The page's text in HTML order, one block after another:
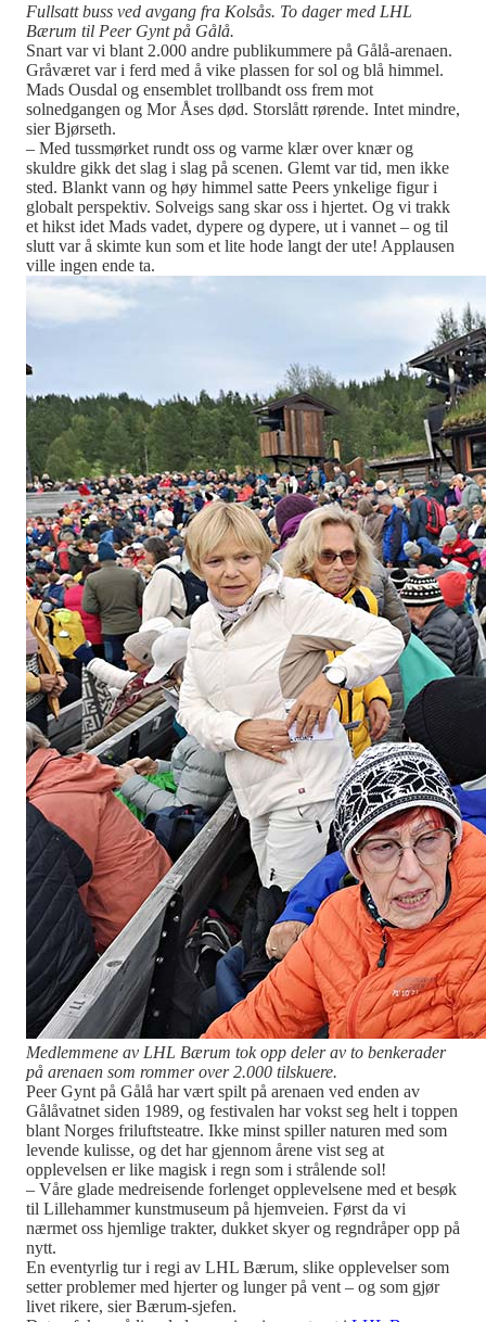
Fullsatt buss ved avgang fra Kolsås. To dager med LHL
Bærum til Peer Gynt på Gålå.
Snart var vi blant 2.000 andre publikummere på Gålå-arenaen.
Gråværet var i ferd med å vike plassen for sol og blå himmel.
Mads Ousdal og ensemblet trollbandt oss frem mot
solnedgangen og Mor Åses død. Storslått rørende. Intet mindre,
sier Bjørseth.
– Med tussmørket rundt oss og varme klær over knær og
skuldre gikk det slag i slag på scenen. Glemt var tid, men ikke
sted. Blankt vann og høy himmel satte Peers ynkelige figur i
globalt perspektiv. Solveigs sang skar oss i hjertet. Og vi trakk
et hikst idet Mads vadet, dypere og dypere, ut i vannet – og til
slutt var å skimte kun som et lite hode langt der ute! Applausen
ville ingen ende ta.
Medlemmene av LHL Bærum tok opp deler av to benkerader
på arenaen som rommer over 2.000 tilskuere.
Peer Gynt på Gålå har vært spilt på arenaen ved enden av
Gålåvatnet siden 1989, og festivalen har vokst seg helt i toppen
blant Norges friluftsteatre. Ikke minst spiller naturen med som
levende kulisse, og det har gjennom årene vist seg at
opplevelsen er like magisk i regn som i strålende sol!
– Våre glade medreisende forlenget opplevelsene med et besøk
til Lillehammer kunstmuseum på hjemveien. Først da vi
nærmet oss hjemlige trakter, dukket skyer og regndråper opp på
nytt.
En eventyrlig tur i regi av LHL Bærum, slike opplevelser som
setter problemer med hjerter og lunger på vent – og som gjør
livet rikere, sier Bærum-sjefen.